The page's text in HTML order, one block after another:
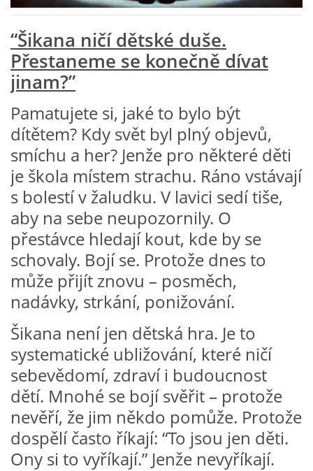
VZDĚLÁVACÍ BLOK ZÁŘÍ
VZDĚLÁVACÍ BLOK ŘÍJEN
VZDĚLÁVACÍ BLOK LISTOPAD
VZDĚLÁVACÍ BLOK PROSINEC
VZDĚLÁVACÍ BLOK LEDEN
VZDĚLÁVACÍ BLOK ÚNOR
VZDĚLÁVACÍ BLOK BŘEZEN
VZDĚLÁVACÍ BLOK DUBEN
VÝTVARNÉ TECHNIKY
VÝTVARNÉ POMŮCKY
VÝTVARNÉ AKTIVITY - JARO
“Šikana ničí dětské duše.
Přestaneme se konečně dívat
jinam?”
Pamatujete si, jaké to bylo být
dítětem? Kdy svět byl plný objevů,
smíchu a her? Jenže pro některé děti
je škola místem strachu. Ráno vstávají
s bolestí v žaludku. V lavici sedí tiše,
aby na sebe neupozornily. O
přestávce hledají kout, kde by se
schovaly. Bojí se. Protože dnes to
může přijít znovu – posměch,
nadávky, strkání, ponižování.
Šikana není jen dětská hra. Je to
systematické ubližování, které ničí
sebevědomí, zdraví i budoucnost
dětí. Mnohé se bojí svěřit – protože
nevěří, že jim někdo pomůže. Protože
dospělí často říkají: “To jsou jen děti.
Ony si to vyříkají.” Jenže nevyříkají.